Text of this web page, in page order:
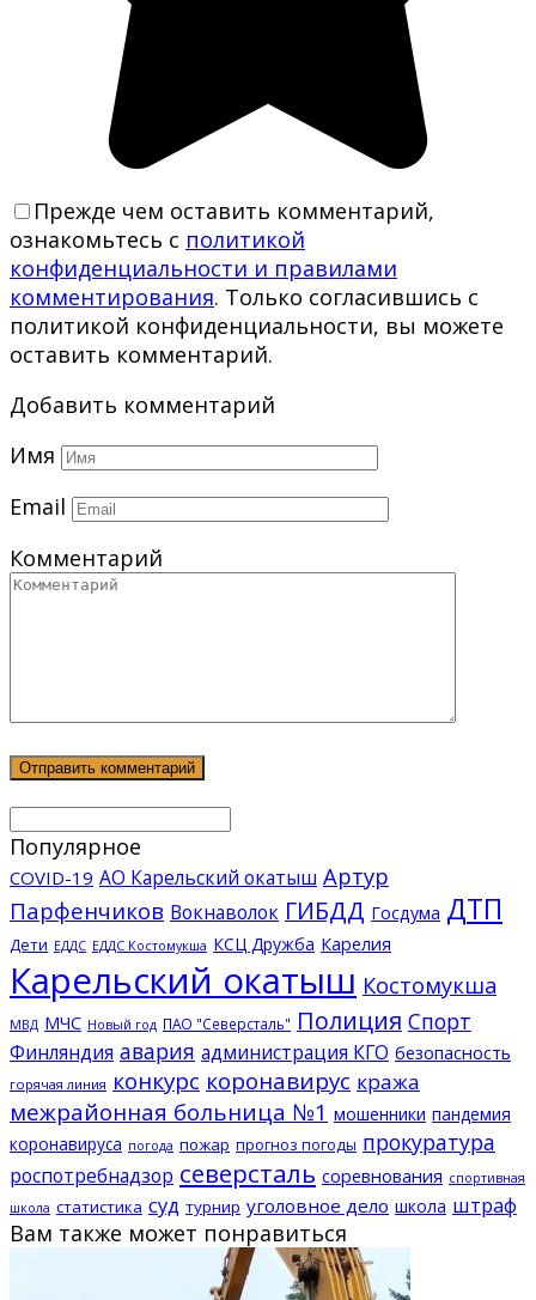
Прежде чем оставить комментарий,
ознакомьтесь с политикой
конфиденциальности и правилами
комментирования. Только согласившись с
политикой конфиденциальности, вы можете
оставить комментарий.
Добавить комментарий
Имя
Email
Комментарий
Популярное
COVID-19 АО Карельский окатыш Артур
Парфенчиков Вокнаволок ГИБДД Госдума ДТП
Дети ЕДДС ЕДДС Костомукша КСЦ Дружба Карелия
Карельский окатыш Костомукша
МВД МЧС Новый год ПАО "Северсталь" Полиция Спорт
Финляндия авария администрация КГО безопасность
горячая линия конкурс коронавирус кража
межрайонная больница №1 мошенники пандемия
коронавируса погода пожар прогноз погоды прокуратура
роспотребнадзор северсталь соревнования спортивная
школа статистика суд турнир уголовное дело школа штраф
Вам также может понравиться